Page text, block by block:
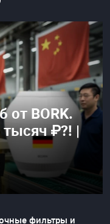
BORK.
₽?! |
фильтры и